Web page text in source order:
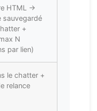
HTML →
sauvegardé
+
N
par lien)
le chatter +
relance